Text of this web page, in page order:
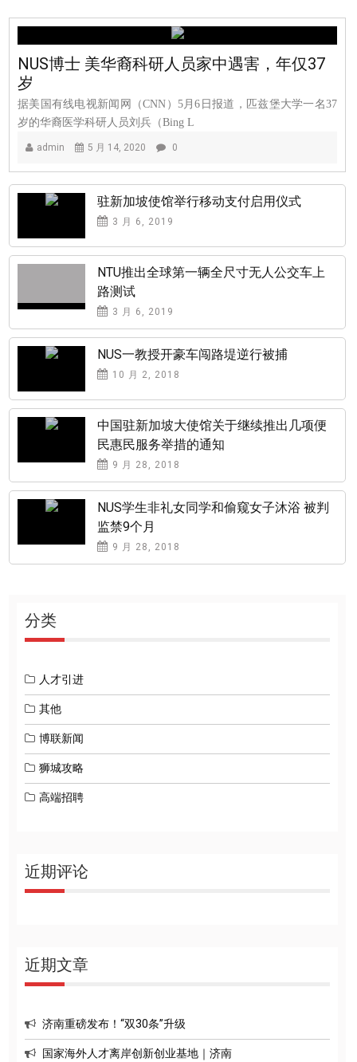
NUS博士 美华裔科研人员家中遇害，年仅37
岁
据美国有线电视新闻网（CNN）5月6日报道，匹兹堡大学一名37
岁的华裔医学科研人员刘兵（Bing L
admin 5 月 14, 2020 0
驻新加坡使馆举行移动支付启用仪式
3 月 6, 2019
NTU推出全球第一辆全尺寸无人公交车上
路测试
3 月 6, 2019
NUS一教授开豪车闯路堤逆行被捕
10 月 2, 2018
中国驻新加坡大使馆关于继续推出几项便
民惠民服务举措的通知
9 月 28, 2018
NUS学生非礼女同学和偷窥女子沐浴 被判
监禁9个月
9 月 28, 2018
分类
人才引进
其他
博联新闻
狮城攻略
高端招聘
近期评论
近期文章
济南重磅发布！“双30条”升级
国家海外人才离岸创新创业基地｜济南